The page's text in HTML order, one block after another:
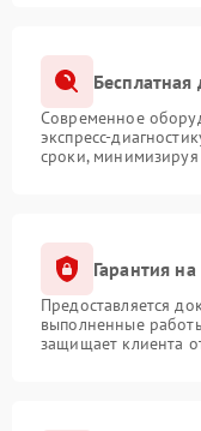
Современное
экспресс-
сроки, минимизируя
Гарантия
Предоставляется
выполненные
защищает клиента